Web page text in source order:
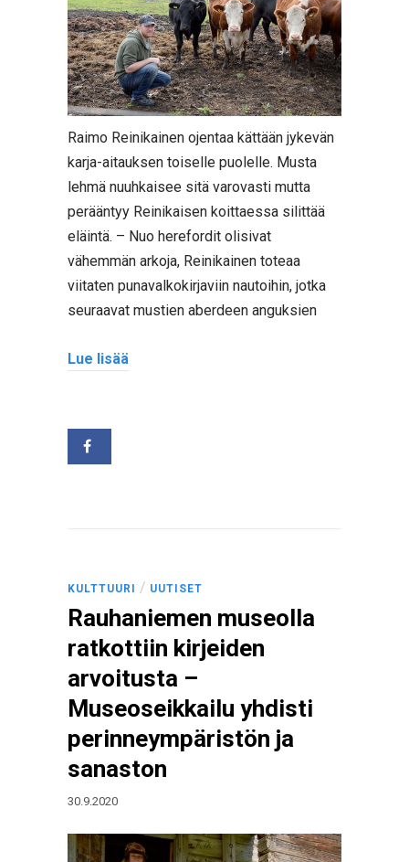
Raimo Reinikainen ojentaa kättään jykevän
karja-aitauksen toiselle puolelle. Musta
lehmä nuuhkaisee sitä varovasti mutta
perääntyy Reinikaisen koittaessa silittää
eläintä. – Nuo herefordit olisivat
vähemmän arkoja, Reinikainen toteaa
viitaten punavalkokirjaviin nautoihin, jotka
seuraavat mustien aberdeen anguksien
Lue lisää
KULTTUURI / UUTISET
Rauhaniemen museolla
ratkottiin kirjeiden
arvoitusta –
Museoseikkailu yhdisti
perinneympäristön ja
sanaston
30.9.2020